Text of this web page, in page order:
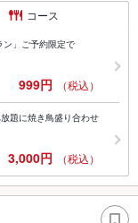
コース
」ご予約限定で
999円 （税込）
題に焼き鳥盛り合わせ
3,000円 （税込）